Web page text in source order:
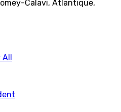
Calavi, Atlantique,